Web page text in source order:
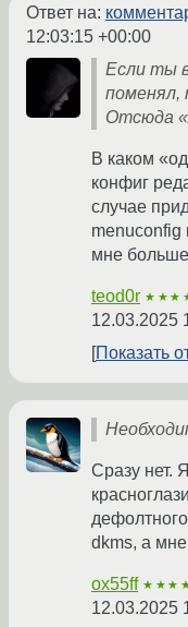
Ответ на:
12:03:15 +00:00
Если ты
поменял,
Отсюда
В каком
конфиг
случае
menuconfig
мне
teod0r
12.03.2025
Показать
Сразу нет.
dkms, а
ox55ff
12.03.2025